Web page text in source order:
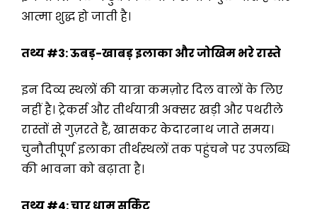
आत्मा शुद्ध हो जाती है।
तथ्य#3:ऊबड़-खाबड़ इलाका और जोखिम भरे रास्ते
इन दिव्य स्थलों की यात्रा कमज़ोर दिल वालों के लिए
नहीं है। ट्रेकर्स और तीर्थयात्री अक्सर खड़ी और पथरीले
रास्तों से गुज़रते हैं, खासकर केदारनाथ जाते समय।
चुनौतीपूर्ण इलाका तीर्थस्थलों तक पहुंचने पर उपलब्धि
की भावना को बढ़ाता है।